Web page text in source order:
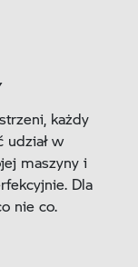
każdy
udział w
maszyny i
Dla
nie co.